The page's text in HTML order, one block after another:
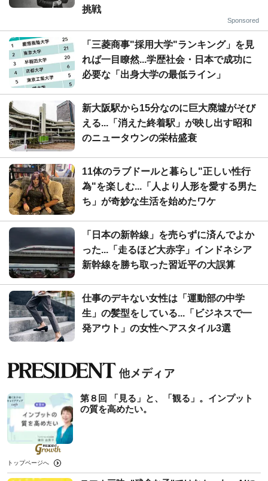
挑戦
Sponsored
「三菱商事"採用大学"ランキング」を見
れば一目瞭然...学歴社会・日本で成功に
必要な「出身大学の最低ライン」
新大阪駅から15分なのに巨大廃墟がそび
える...「消えた終着駅」が映し出す昭和
のニュータウンの栄枯盛衰
11体のラブドールと暮らし"正しい性行
為"を楽しむ...「人より人形を愛する男た
ち」が奇妙な生活を始めたワケ
「日本の新幹線」を売らずに済んでよか
った...「走るほど大赤字」インドネシア
新幹線を勝ち取った習近平の大誤算
仕事のデキない女性は「運動部の中学
生」の髪型をしている...「ビジネスで一
発アウト」の女性ヘアスタイル3選
第８回 「見る」と、「観る」。インプット
の質を高めたい。
トップページへ